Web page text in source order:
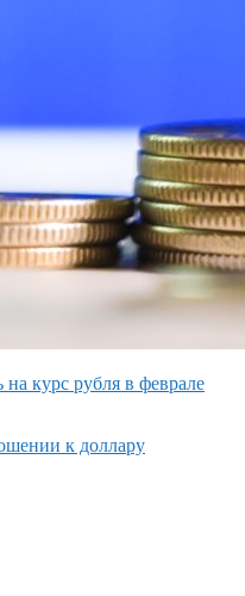
курс рубля в феврале
к доллару